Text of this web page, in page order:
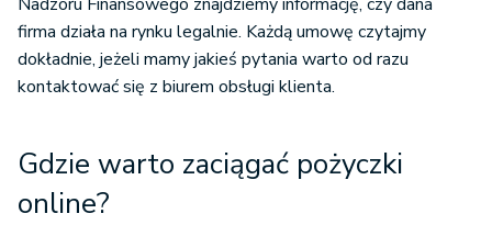
firma działa na rynku legalnie. Każdą umowę czytajmy
dokładnie, jeżeli mamy jakieś pytania warto od razu
kontaktować się z biurem obsługi klienta.
Gdzie warto zaciągać pożyczki
online?